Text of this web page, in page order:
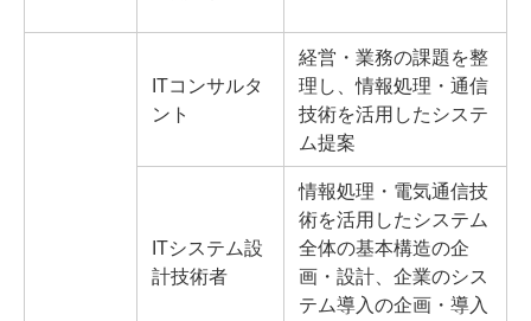
ITコンサルタ
ント
経営・業務の課題を整
理し、情報処理・通信
技術を活用したシステ
ム提案
ITシステム設
計技術者
情報処理・電気通信技
術を活用したシステム
全体の基本構造の企
画・設計、企業のシス
テム導入の企画・導入